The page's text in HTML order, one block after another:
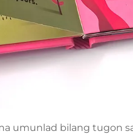
umunlad bilang tugon